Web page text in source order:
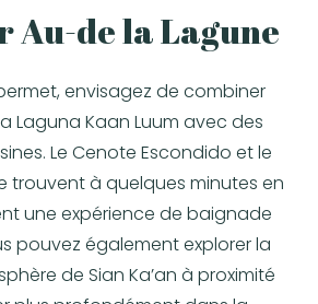
Au-de la Lagune
envisagez de combiner
Laguna Kaan Luum avec des
Le Cenote Escondido et le
trouvent à quelques minutes en
une expérience de baignade
pouvez également explorer la
de Sian Ka’an à proximité